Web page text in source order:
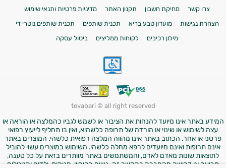
צרו קשר מחיקת חשבון תקנון האתר
מדיניות פרטיות ותנאי שימוש
הצהרת נגישות
מועדון טבע בריא תכנית שותפים
תכנית שותפים נוטרי די
מילון רכיבים
לקוחות ממליצים ביטול עסקה
tevabari © all right reserved
המידע באתר אינו מיועד להנחות את הציבור או לשמש לגביו כהמלצה או הוראה או
עצה לשימוש או שינוי או הורדה של תרופה כלשהיא, ואין בו תחליף לייעוץ רפואי
פרטני או אחר. הכתוב באתר אינו מהווה המלצה רפואית כלשהי. המוצרים באתר
אינם תרופות ואינם מיועדים לרפא מחלה כלשהי. השימוש במוצרים עשוי להוביל
לתוצאות שונות מאדם לאדם, והמשתמשים באתר מוותרים בזאת על כל טענה,
תביעה או דרישה מהחברה בהקשר זה. נשים בהיריון, מניקות, ילדים והנוטלים